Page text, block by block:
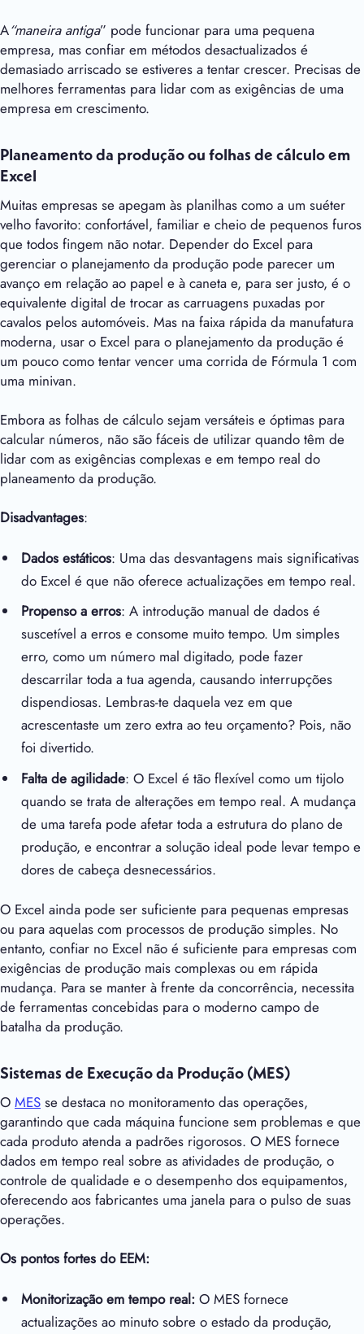
A“maneira antiga” pode funcionar para uma pequena
empresa, mas confiar em métodos desactualizados é
demasiado arriscado se estiveres a tentar crescer. Precisas de
melhores ferramentas para lidar com as exigências de uma
empresa em crescimento.
Planeamento da produção ou folhas de cálculo em
Excel
Muitas empresas se apegam às planilhas como a um suéter
velho favorito: confortável, familiar e cheio de pequenos furos
que todos fingem não notar. Depender do Excel para
gerenciar o planejamento da produção pode parecer um
avanço em relação ao papel e à caneta e, para ser justo, é o
equivalente digital de trocar as carruagens puxadas por
cavalos pelos automóveis. Mas na faixa rápida da manufatura
moderna, usar o Excel para o planejamento da produção é
um pouco como tentar vencer uma corrida de Fórmula 1 com
uma minivan.
Embora as folhas de cálculo sejam versáteis e óptimas para
calcular números, não são fáceis de utilizar quando têm de
lidar com as exigências complexas e em tempo real do
planeamento da produção.
Disadvantages:
Dados estáticos: Uma das desvantagens mais significativas
do Excel é que não oferece actualizações em tempo real.
Propenso a erros: A introdução manual de dados é
suscetível a erros e consome muito tempo. Um simples
erro, como um número mal digitado, pode fazer
descarrilar toda a tua agenda, causando interrupções
dispendiosas. Lembras-te daquela vez em que
acrescentaste um zero extra ao teu orçamento? Pois, não
foi divertido.
Falta de agilidade: O Excel é tão flexível como um tijolo
quando se trata de alterações em tempo real. A mudança
de uma tarefa pode afetar toda a estrutura do plano de
produção, e encontrar a solução ideal pode levar tempo e
dores de cabeça desnecessários.
O Excel ainda pode ser suficiente para pequenas empresas
ou para aquelas com processos de produção simples. No
entanto, confiar no Excel não é suficiente para empresas com
exigências de produção mais complexas ou em rápida
mudança. Para se manter à frente da concorrência, necessita
de ferramentas concebidas para o moderno campo de
batalha da produção.
Sistemas de Execução da Produção (MES)
O MES se destaca no monitoramento das operações,
garantindo que cada máquina funcione sem problemas e que
cada produto atenda a padrões rigorosos. O MES fornece
dados em tempo real sobre as atividades de produção, o
controle de qualidade e o desempenho dos equipamentos,
oferecendo aos fabricantes uma janela para o pulso de suas
operações.
Os pontos fortes do EEM:
Monitorização em tempo real: O MES fornece
actualizações ao minuto sobre o estado da produção,